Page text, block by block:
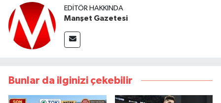
EDITÖR HAKKINDA
Manşet Gazetesi
Bunlar da ilginizi çekebilir